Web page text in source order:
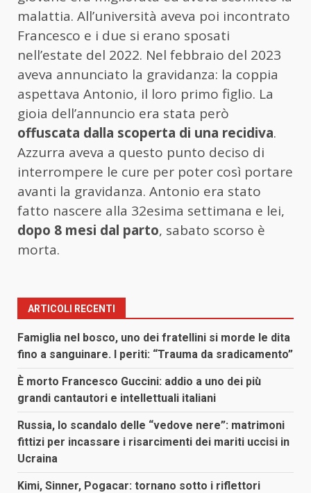
malattia. All’università aveva poi incontrato
Francesco e i due si erano sposati
nell’estate del 2022. Nel febbraio del 2023
aveva annunciato la gravidanza: la coppia
aspettava Antonio, il loro primo figlio. La
gioia dell’annuncio era stata però
offuscata dalla scoperta di una recidiva.
Azzurra aveva a questo punto deciso di
interrompere le cure per poter così portare
avanti la gravidanza. Antonio era stato
fatto nascere alla 32esima settimana e lei,
dopo 8 mesi dal parto, sabato scorso è
morta.
ARTICOLI RECENTI
Famiglia nel bosco, uno dei fratellini si morde le dita
fino a sanguinare. I periti: “Trauma da sradicamento”
È morto Francesco Guccini: addio a uno dei più
grandi cantautori e intellettuali italiani
Russia, lo scandalo delle “vedove nere”: matrimoni
fittizi per incassare i risarcimenti dei mariti uccisi in
Ucraina
Kimi, Sinner, Pogacar: tornano sotto i riflettori